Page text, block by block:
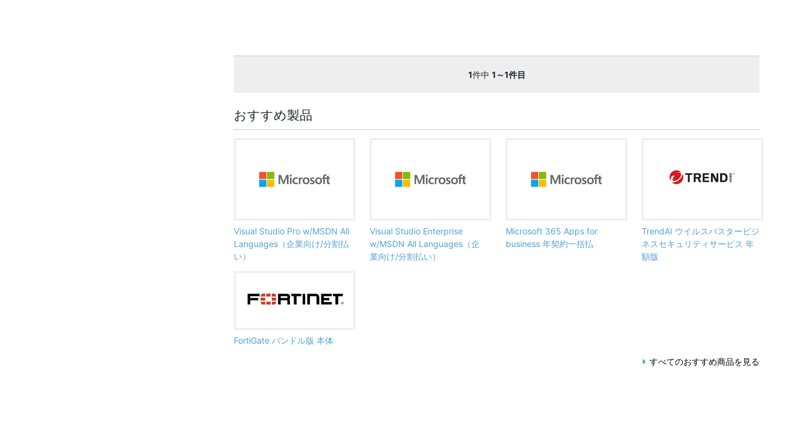
1件中 1～1件目
おすすめ製品
Visual Studio Pro w/MSDN All
Languages（企業向け/分割払
い）
Visual Studio Enterprise
w/MSDN All Languages（企
業向け/分割払い）
Microsoft 365 Apps for
business 年契約一括払
TrendAI ウイルスバスタービジ
ネスセキュリティサービス 年
額版
FortiGate バンドル版 本体
すべてのおすすめ商品を見る